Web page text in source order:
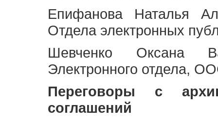
Епифанова Наталья
Отдела электронных
Шевченко Оксана
Электронного отдела,
Переговоры с
соглашений